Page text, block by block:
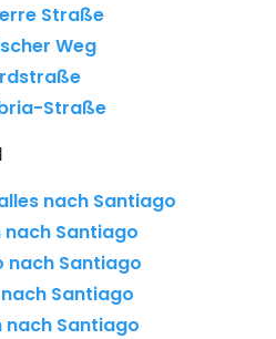
Straße
Weg
Straße
nach Santiago
nach Santiago
nach Santiago
Santiago
nach Santiago